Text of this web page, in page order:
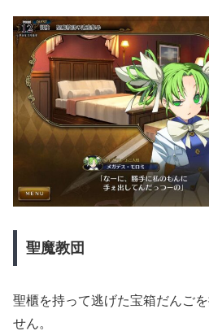
聖魔教団
聖櫃を持って逃げた宝箱だんご
せん。